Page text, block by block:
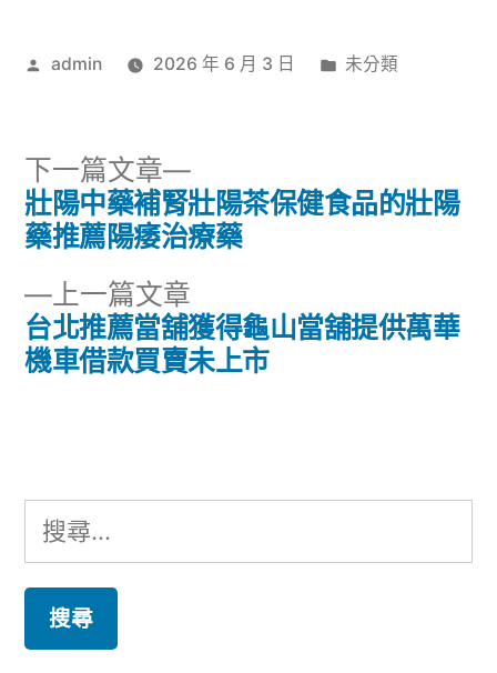
作
admin 2026 年 6 月 3 日
分
未分類
文
導
覽
上一篇文章
一
篇
台北推薦當舖獲得龜山當舖提供萬華
機車借款買賣未上市
下一篇文章
下
一
篇
壯陽中藥補腎壯陽茶保健食品的壯陽
藥推薦陽痿治療藥
搜
尋
鍵